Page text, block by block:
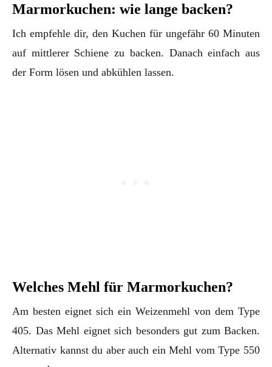
Marmorkuchen: wie lange backen?
Ich empfehle dir, den Kuchen für ungefähr 60 Minuten
auf mittlerer Schiene zu backen. Danach einfach aus
der Form lösen und abkühlen lassen.
Welches Mehl für Marmorkuchen?
Am besten eignet sich ein Weizenmehl von dem Type
405. Das Mehl eignet sich besonders gut zum Backen.
Alternativ kannst du aber auch ein Mehl vom Type 550